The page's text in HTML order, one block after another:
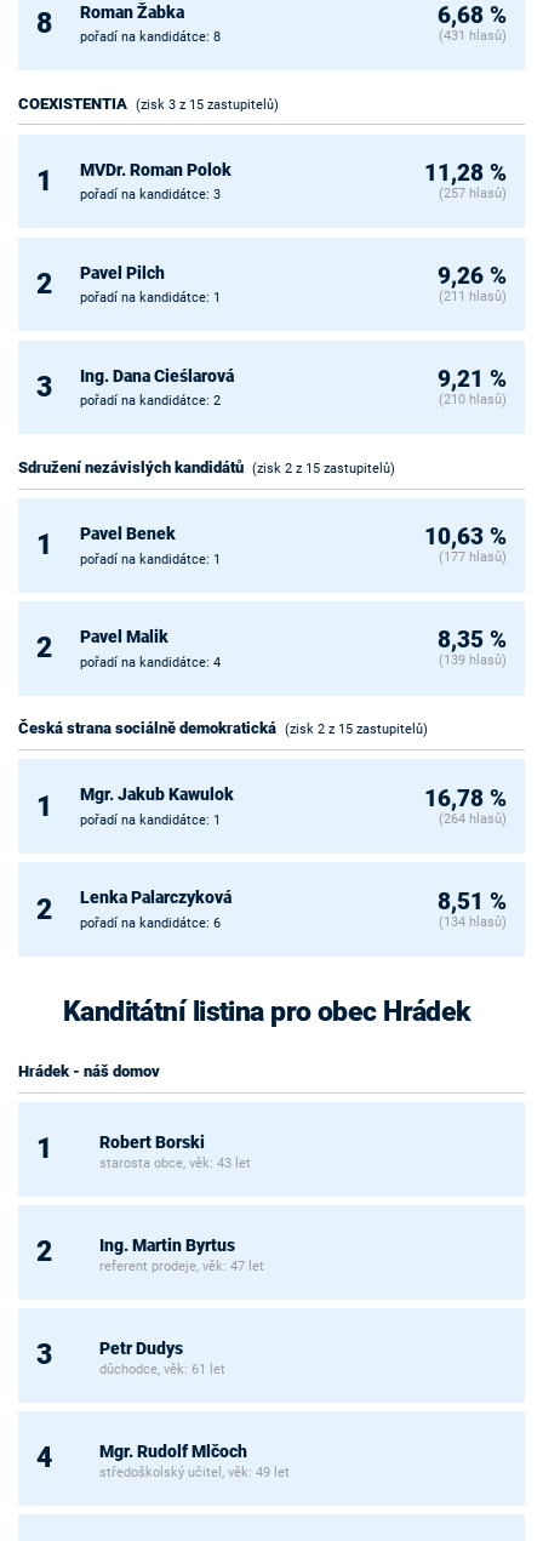
8 Roman Žabka
pořadí na kandidátce: 8
6,68 %
(431 hlasů)
COEXISTENTIA (zisk 3 z 15 zastupitelů)
1 MVDr. Roman Polok
pořadí na kandidátce: 3
11,28 %
(257 hlasů)
2 Pavel Pilch
pořadí na kandidátce: 1
9,26 %
(211 hlasů)
3 Ing. Dana Cieślarová
pořadí na kandidátce: 2
9,21 %
(210 hlasů)
Sdružení nezávislých kandidátů (zisk 2 z 15 zastupitelů)
1 Pavel Benek
pořadí na kandidátce: 1
10,63 %
(177 hlasů)
2 Pavel Malik
pořadí na kandidátce: 4
8,35 %
(139 hlasů)
Česká strana sociálně demokratická (zisk 2 z 15 zastupitelů)
1 Mgr. Jakub Kawulok
pořadí na kandidátce: 1
16,78 %
(264 hlasů)
2 Lenka Palarczyková
pořadí na kandidátce: 6
8,51 %
(134 hlasů)
Kanditátní listina pro obec Hrádek
Hrádek - náš domov
1 Robert Borski
starosta obce, věk: 43 let
2 Ing. Martin Byrtus
referent prodeje, věk: 47 let
3 Petr Dudys
důchodce, věk: 61 let
4 Mgr. Rudolf Mlčoch
středoškolský učitel, věk: 49 let